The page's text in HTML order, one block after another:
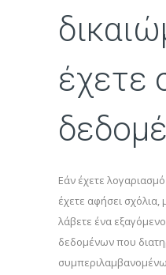
έχετε
Εάν έχετε
έχετε αφήσει σχόλια,
λάβετε ένα
δεδομένων που